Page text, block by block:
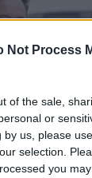
Not Process
of the sale,
or
by us, please
selection.
you